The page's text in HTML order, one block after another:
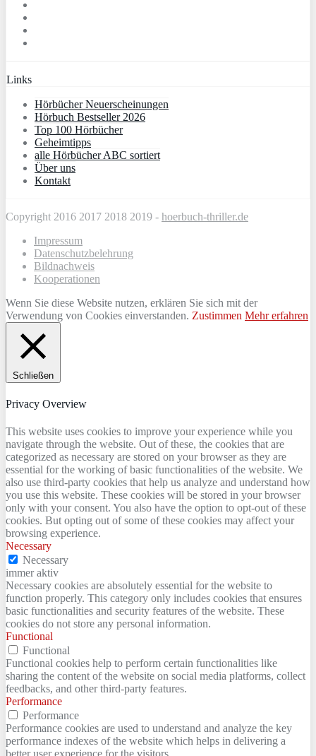
Links
Hörbücher Neuerscheinungen
Hörbuch Bestseller 2026
Top 100 Hörbücher
Geheimtipps
alle Hörbücher ABC sortiert
Über uns
Kontakt
Copyright 2016 2017 2018 2019 - hoerbuch-thriller.de
Impressum
Datenschutzbelehrung
Bildnachweis
Kooperationen
Wenn Sie diese Website nutzen, erklären Sie sich mit der
Verwendung von Cookies einverstanden. Zustimmen Mehr erfahren
Schließen
Privacy Overview
This website uses cookies to improve your experience while you
navigate through the website. Out of these, the cookies that are
categorized as necessary are stored on your browser as they are
essential for the working of basic functionalities of the website. We
also use third-party cookies that help us analyze and understand how
you use this website. These cookies will be stored in your browser
only with your consent. You also have the option to opt-out of these
cookies. But opting out of some of these cookies may affect your
browsing experience.
Necessary
Necessary
immer aktiv
Necessary cookies are absolutely essential for the website to
function properly. This category only includes cookies that ensures
basic functionalities and security features of the website. These
cookies do not store any personal information.
Functional
Functional
Functional cookies help to perform certain functionalities like
sharing the content of the website on social media platforms, collect
feedbacks, and other third-party features.
Performance
Performance
Performance cookies are used to understand and analyze the key
performance indexes of the website which helps in delivering a